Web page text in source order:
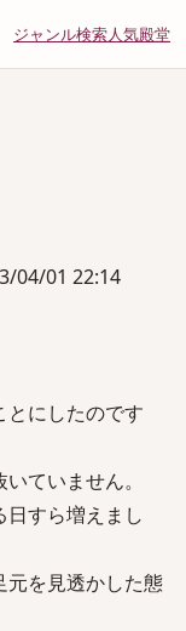
ジャンル検索人気殿堂
04/01 22:14
とにしたのです
ていません。
すら増えまし
元を見透かした態